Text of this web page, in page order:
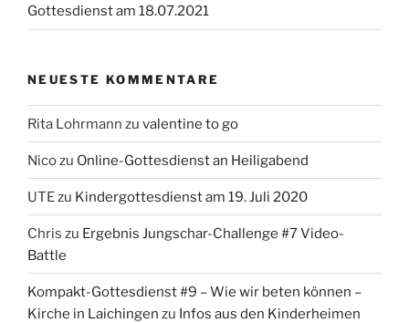
Gottesdienst am 18.07.2021
NEUESTE KOMMENTARE
Rita Lohrmann zu valentine to go
Nicozu Online-Gottesdienst an Heiligabend
UTEzu Kindergottesdienst am 19. Juli 2020
Chris zu Ergebnis Jungschar-Challenge #7 Video-
Battle
Kompakt-Gottesdienst #9 – Wie wir beten können –
Kirche in Laichingen zu Infos aus den Kinderheimen